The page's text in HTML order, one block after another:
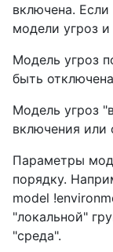
включена.
модели угроз
Модель угроз
быть
Модель угроз
включения или
Параметры
порядку.
model
"локальной"
"среда".